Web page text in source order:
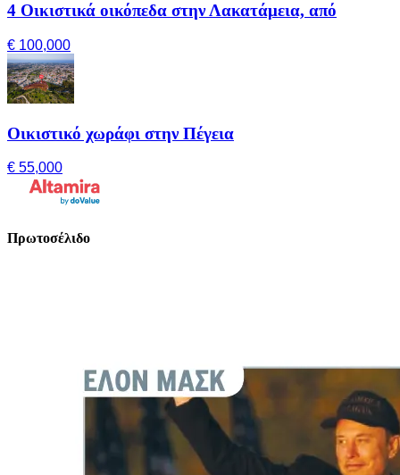
4 Οικιστικά οικόπεδα στην Λακατάμεια, από
€ 100,000
Οικιστικό χωράφι στην Πέγεια
€ 55,000
Πρωτοσέλιδο